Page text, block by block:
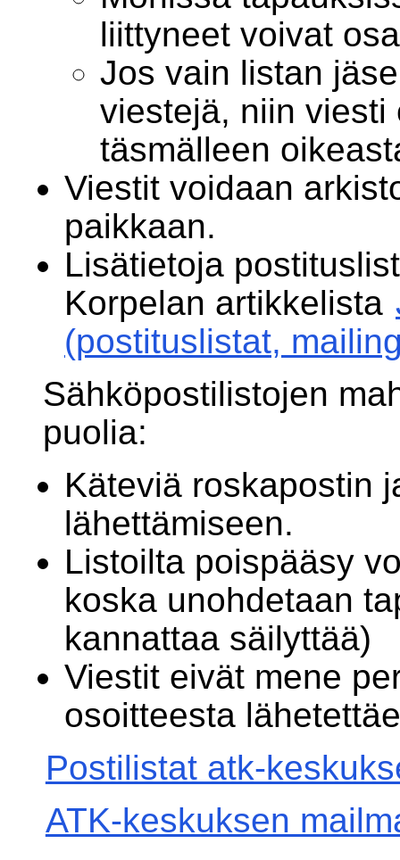
liittyneet voivat
Jos vain listan
viestejä, niin viesti
täsmälleen
Viestit voidaan
paikkaan.
Lisätietoja
Korpelan artikkelista
(postituslistat,
Sähköpostilistojen
puolia:
Käteviä roskapostin
lähettämiseen.
Listoilta poispääsy
koska unohdetaan
kannattaa säilyttää)
Viestit eivät mene
osoitteesta
Postilistat atk-
ATK-keskuksen